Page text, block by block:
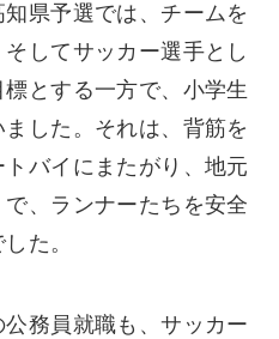
県予選では、チームを
してサッカー選手とし
とする一方で、小学生
した。それは、背筋を
バイにまたがり、地元
、ランナーたちを安全
た。
務員就職も、サッカー